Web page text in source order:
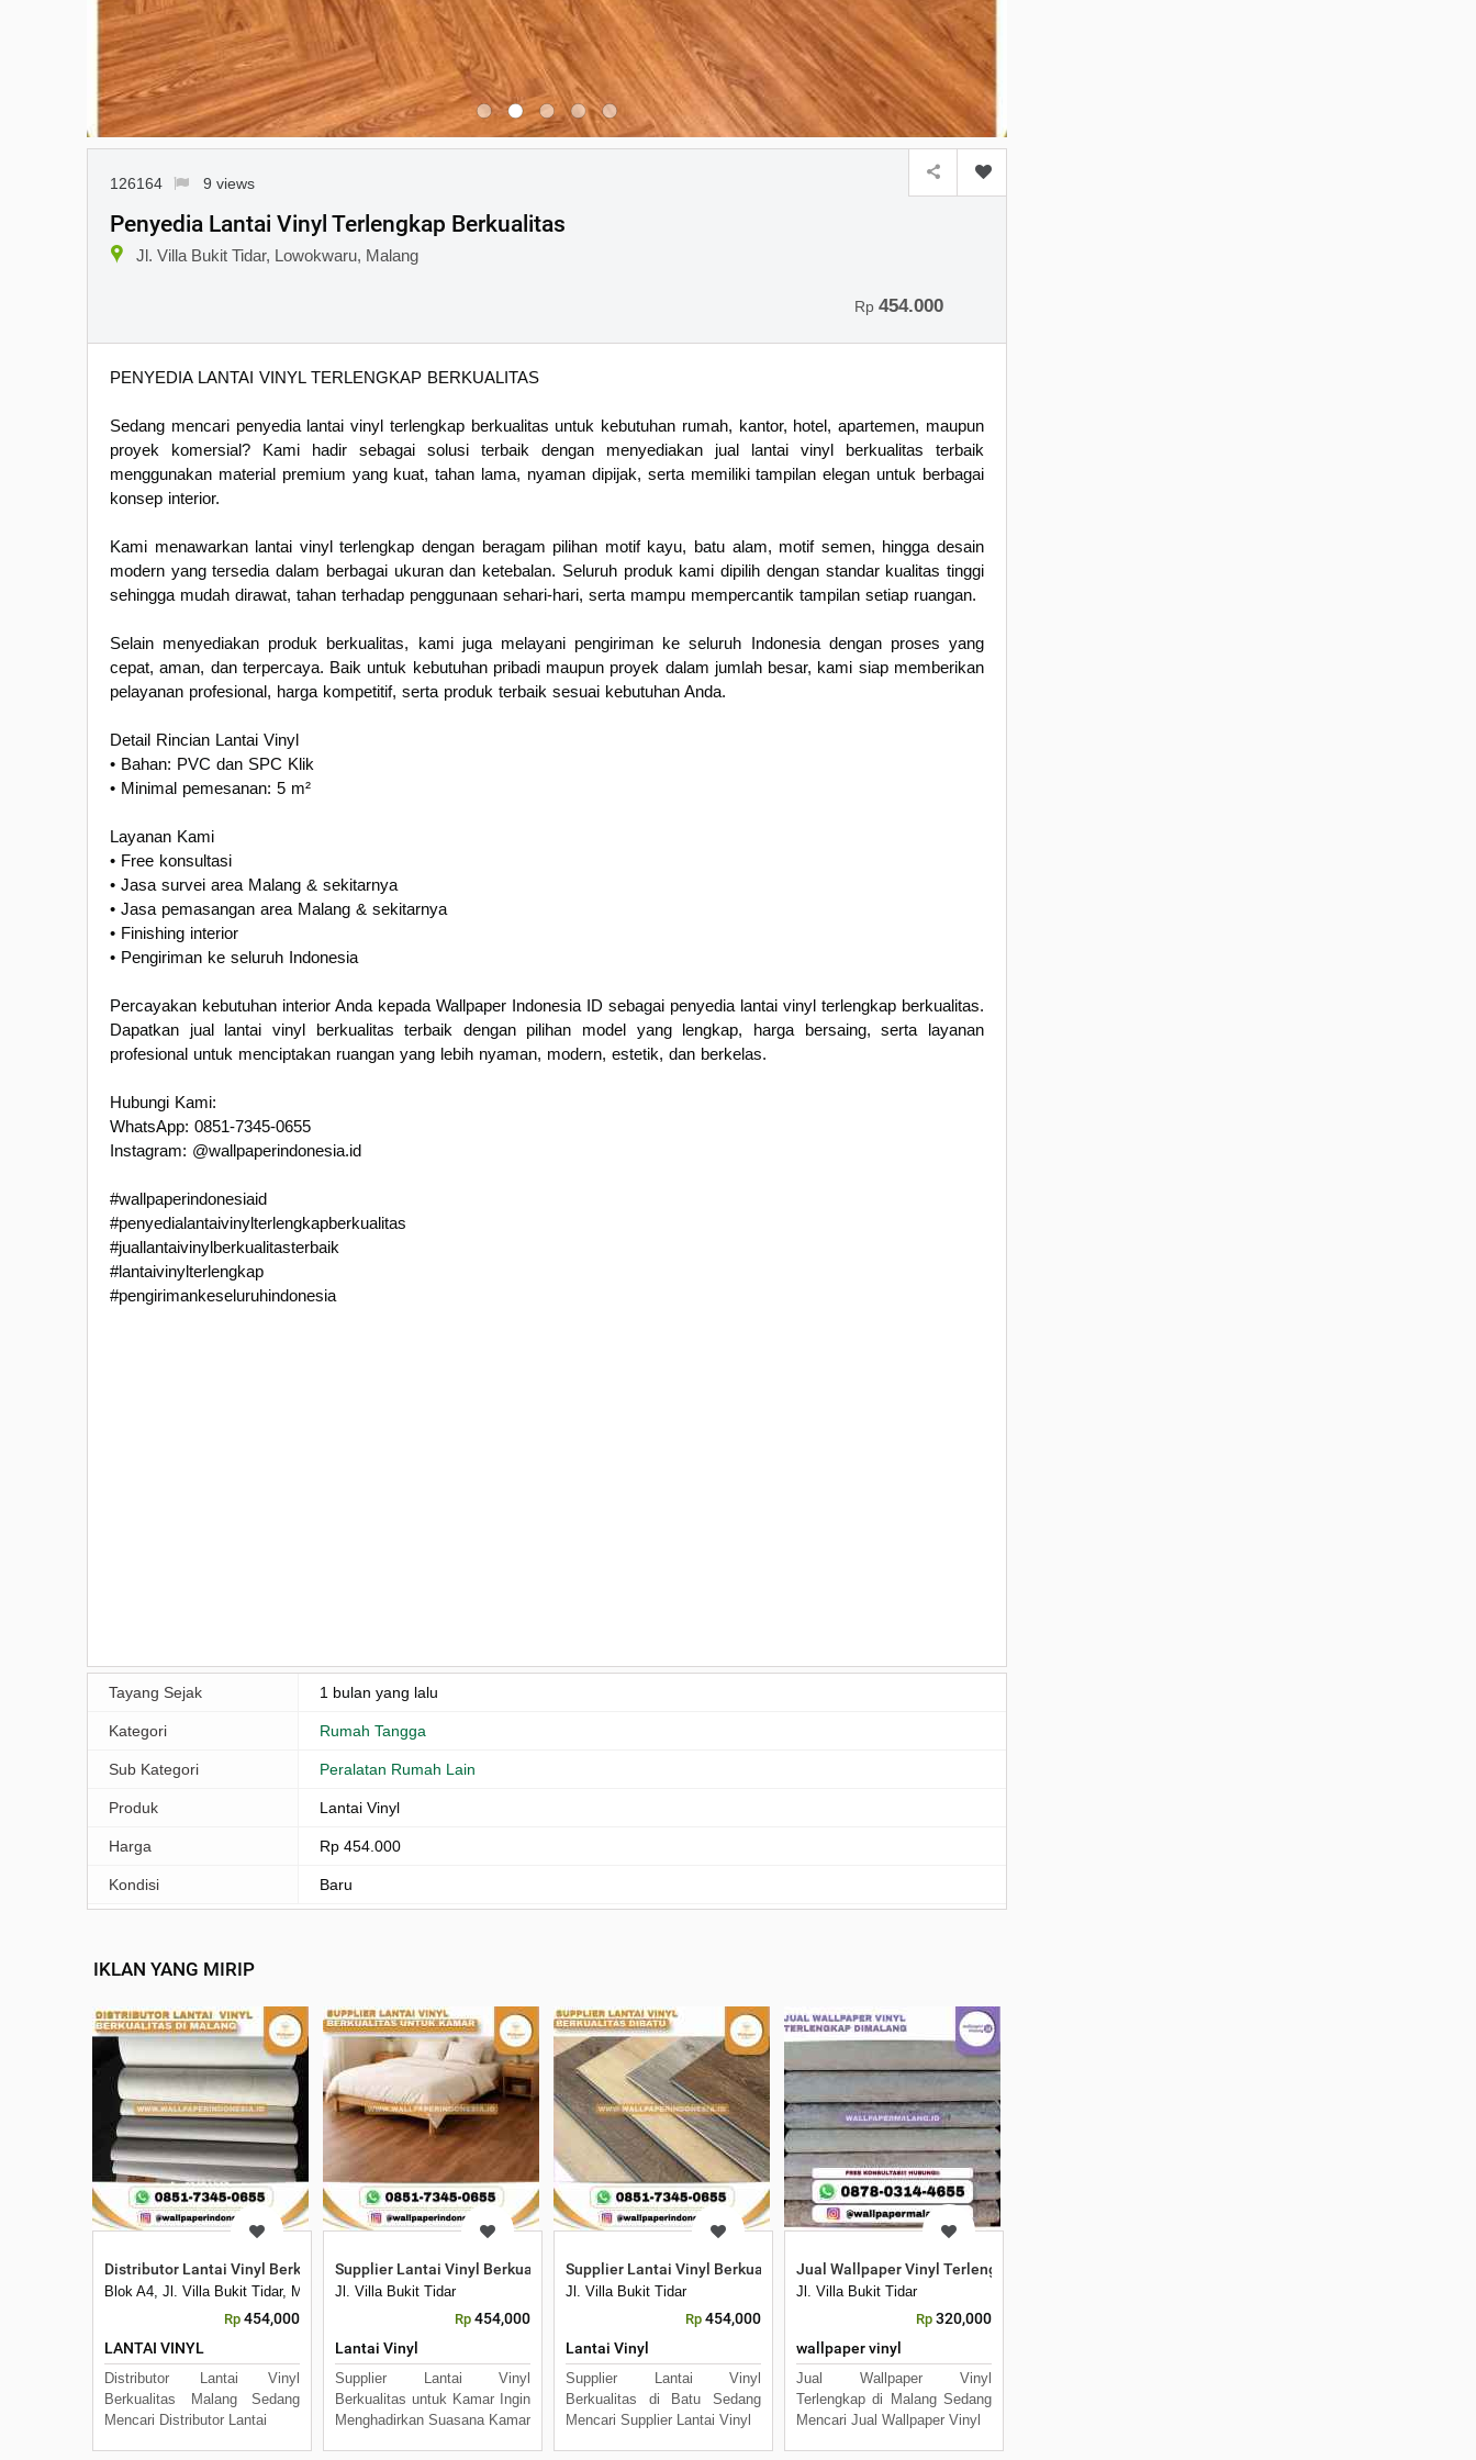
126164 9 views
Penyedia Lantai Vinyl Terlengkap Berkualitas
Jl. Villa Bukit Tidar, Lowokwaru, Malang
Rp 454.000
PENYEDIA LANTAI VINYL TERLENGKAP BERKUALITAS
Sedang mencari penyedia lantai vinyl terlengkap berkualitas untuk kebutuhan rumah, kantor, hotel, apartemen, maupun
proyek komersial? Kami hadir sebagai solusi terbaik dengan menyediakan jual lantai vinyl berkualitas terbaik
menggunakan material premium yang kuat, tahan lama, nyaman dipijak, serta memiliki tampilan elegan untuk berbagai
konsep interior.
Kami menawarkan lantai vinyl terlengkap dengan beragam pilihan motif kayu, batu alam, motif semen, hingga desain
modern yang tersedia dalam berbagai ukuran dan ketebalan. Seluruh produk kami dipilih dengan standar kualitas tinggi
sehingga mudah dirawat, tahan terhadap penggunaan sehari-hari, serta mampu mempercantik tampilan setiap ruangan.
Selain menyediakan produk berkualitas, kami juga melayani pengiriman ke seluruh Indonesia dengan proses yang
cepat, aman, dan terpercaya. Baik untuk kebutuhan pribadi maupun proyek dalam jumlah besar, kami siap memberikan
pelayanan profesional, harga kompetitif, serta produk terbaik sesuai kebutuhan Anda.
Detail Rincian Lantai Vinyl
• Bahan: PVC dan SPC Klik
• Minimal pemesanan: 5 m²
Layanan Kami
• Free konsultasi
• Jasa survei area Malang & sekitarnya
• Jasa pemasangan area Malang & sekitarnya
• Finishing interior
• Pengiriman ke seluruh Indonesia
Percayakan kebutuhan interior Anda kepada Wallpaper Indonesia ID sebagai penyedia lantai vinyl terlengkap berkualitas.
Dapatkan jual lantai vinyl berkualitas terbaik dengan pilihan model yang lengkap, harga bersaing, serta layanan
profesional untuk menciptakan ruangan yang lebih nyaman, modern, estetik, dan berkelas.
Hubungi Kami:
WhatsApp: 0851-7345-0655
Instagram: @wallpaperindonesia.id
#wallpaperindonesiaid
#penyedialantaivinylterlengkapberkualitas
#juallantaivinylberkualitasterbaik
#lantaivinylterlengkap
#pengirimankeseluruhindonesia
Tayang Sejak 1 bulan yang lalu
Kategori Rumah Tangga
Sub Kategori Peralatan Rumah Lain
Produk Lantai Vinyl
Harga Rp 454.000
Kondisi Baru
IKLAN YANG MIRIP
Distributor Lantai Vinyl Berkualitas Malang
Blok A4, Jl. Villa Bukit Tidar, Merjosari, Kec. Lowokwaru, Kota Malang, Jawa Timur 65144
Rp 454,000
LANTAI VINYL
Distributor Lantai Vinyl
Berkualitas Malang Sedang
Mencari Distributor Lantai
Supplier Lantai Vinyl Berkualitas untuk Kamar
Jl. Villa Bukit Tidar
Rp 454,000
Lantai Vinyl
Supplier Lantai Vinyl
Berkualitas untuk Kamar Ingin
Menghadirkan Suasana Kamar
Supplier Lantai Vinyl Berkualitas Dibatu
Jl. Villa Bukit Tidar
Rp 454,000
Lantai Vinyl
Supplier Lantai Vinyl
Berkualitas di Batu Sedang
Mencari Supplier Lantai Vinyl
Jual Wallpaper Vinyl Terlengkap Dimalang
Jl. Villa Bukit Tidar
Rp 320,000
wallpaper vinyl
Jual Wallpaper Vinyl
Terlengkap di Malang Sedang
Mencari Jual Wallpaper Vinyl